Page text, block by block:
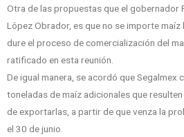
Otra de las propuestas que el gobernador
López Obrador, es que no se importe
dure el proceso de comercialización del
ratificado en esta reunión.
De igual manera, se acordó que Segalmex
toneladas de maíz adicionales que
de exportarlas, a partir de que venza la
el 30 de junio.